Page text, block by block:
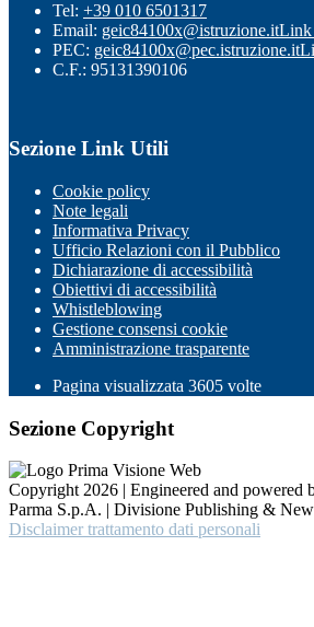
Tel: +39 010 6501317
Email: geic84100x@istruzione.itLink
PEC: geic84100x@pec.istruzione.it
C.F.: 95131390106
Sezione Link Utili
Cookie policy
Note legali
Informativa Privacy
Ufficio Relazioni con il Pubblico
Dichiarazione di accessibilità
Obiettivi di accessibilità
Whistleblowing
Gestione consensi cookie
Amministrazione trasparente
Pagina visualizzata 3605 volte
Sezione Copyright
Copyright 2026 | Engineered and powered
Parma S.p.A. | Divisione Publishing &
Disclaimer trattamento dati personali